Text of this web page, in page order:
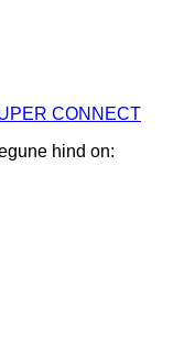
CONNECT
hind on: